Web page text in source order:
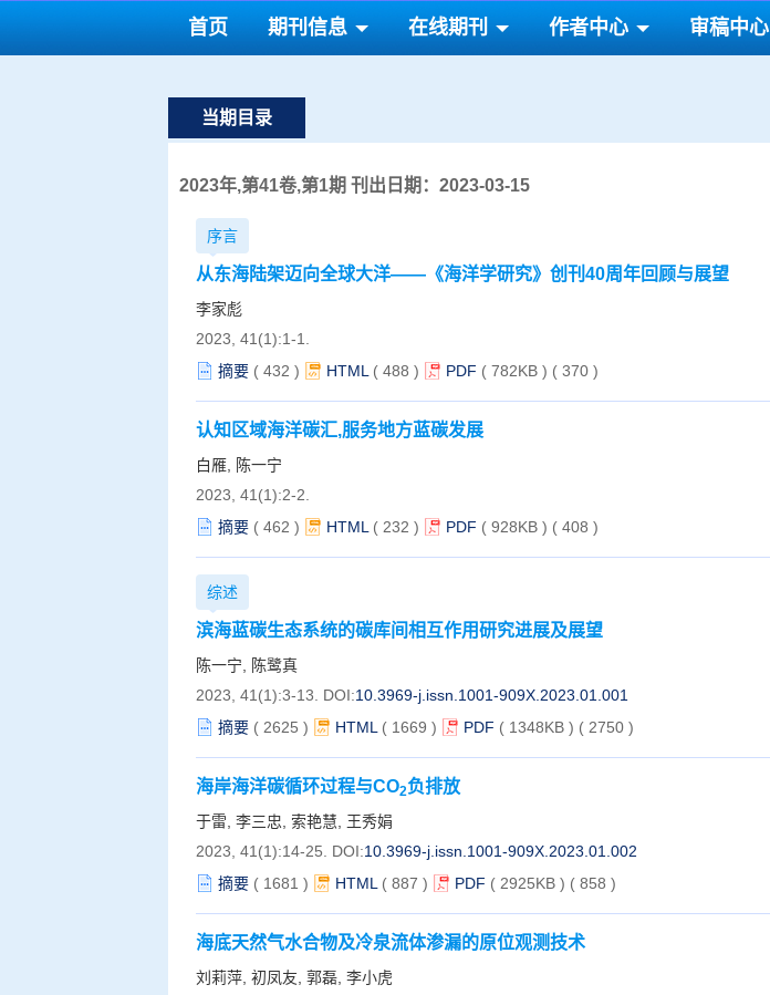
首页 期刊信息 在线期刊 作者中心 审稿中心
当期目录
2023年,第41卷,第1期 刊出日期：2023-03-15
序言
从东海陆架迈向全球大洋——《海洋学研究》创刊40周年回顾与展望
李家彪
2023, 41(1):1-1.
摘要 ( 432 ) HTML ( 488 ) PDF ( 782KB ) ( 370 )
认知区域海洋碳汇,服务地方蓝碳发展
白雁, 陈一宁
2023, 41(1):2-2.
摘要 ( 462 ) HTML ( 232 ) PDF ( 928KB ) ( 408 )
综述
滨海蓝碳生态系统的碳库间相互作用研究进展及展望
陈一宁, 陈鹭真
2023, 41(1):3-13. DOI:10.3969-j.issn.1001-909X.2023.01.001
摘要 ( 2625 ) HTML ( 1669 ) PDF ( 1348KB ) ( 2750 )
海岸海洋碳循环过程与CO2负排放
于雷, 李三忠, 索艳慧, 王秀娟
2023, 41(1):14-25. DOI:10.3969-j.issn.1001-909X.2023.01.002
摘要 ( 1681 ) HTML ( 887 ) PDF ( 2925KB ) ( 858 )
海底天然气水合物及冷泉流体渗漏的原位观测技术
刘莉萍, 初凤友, 郭磊, 李小虎